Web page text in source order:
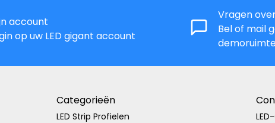
account
op uw LED gigant account
Vragen
Bel of mail
Categorieën
LED Strip Profielen